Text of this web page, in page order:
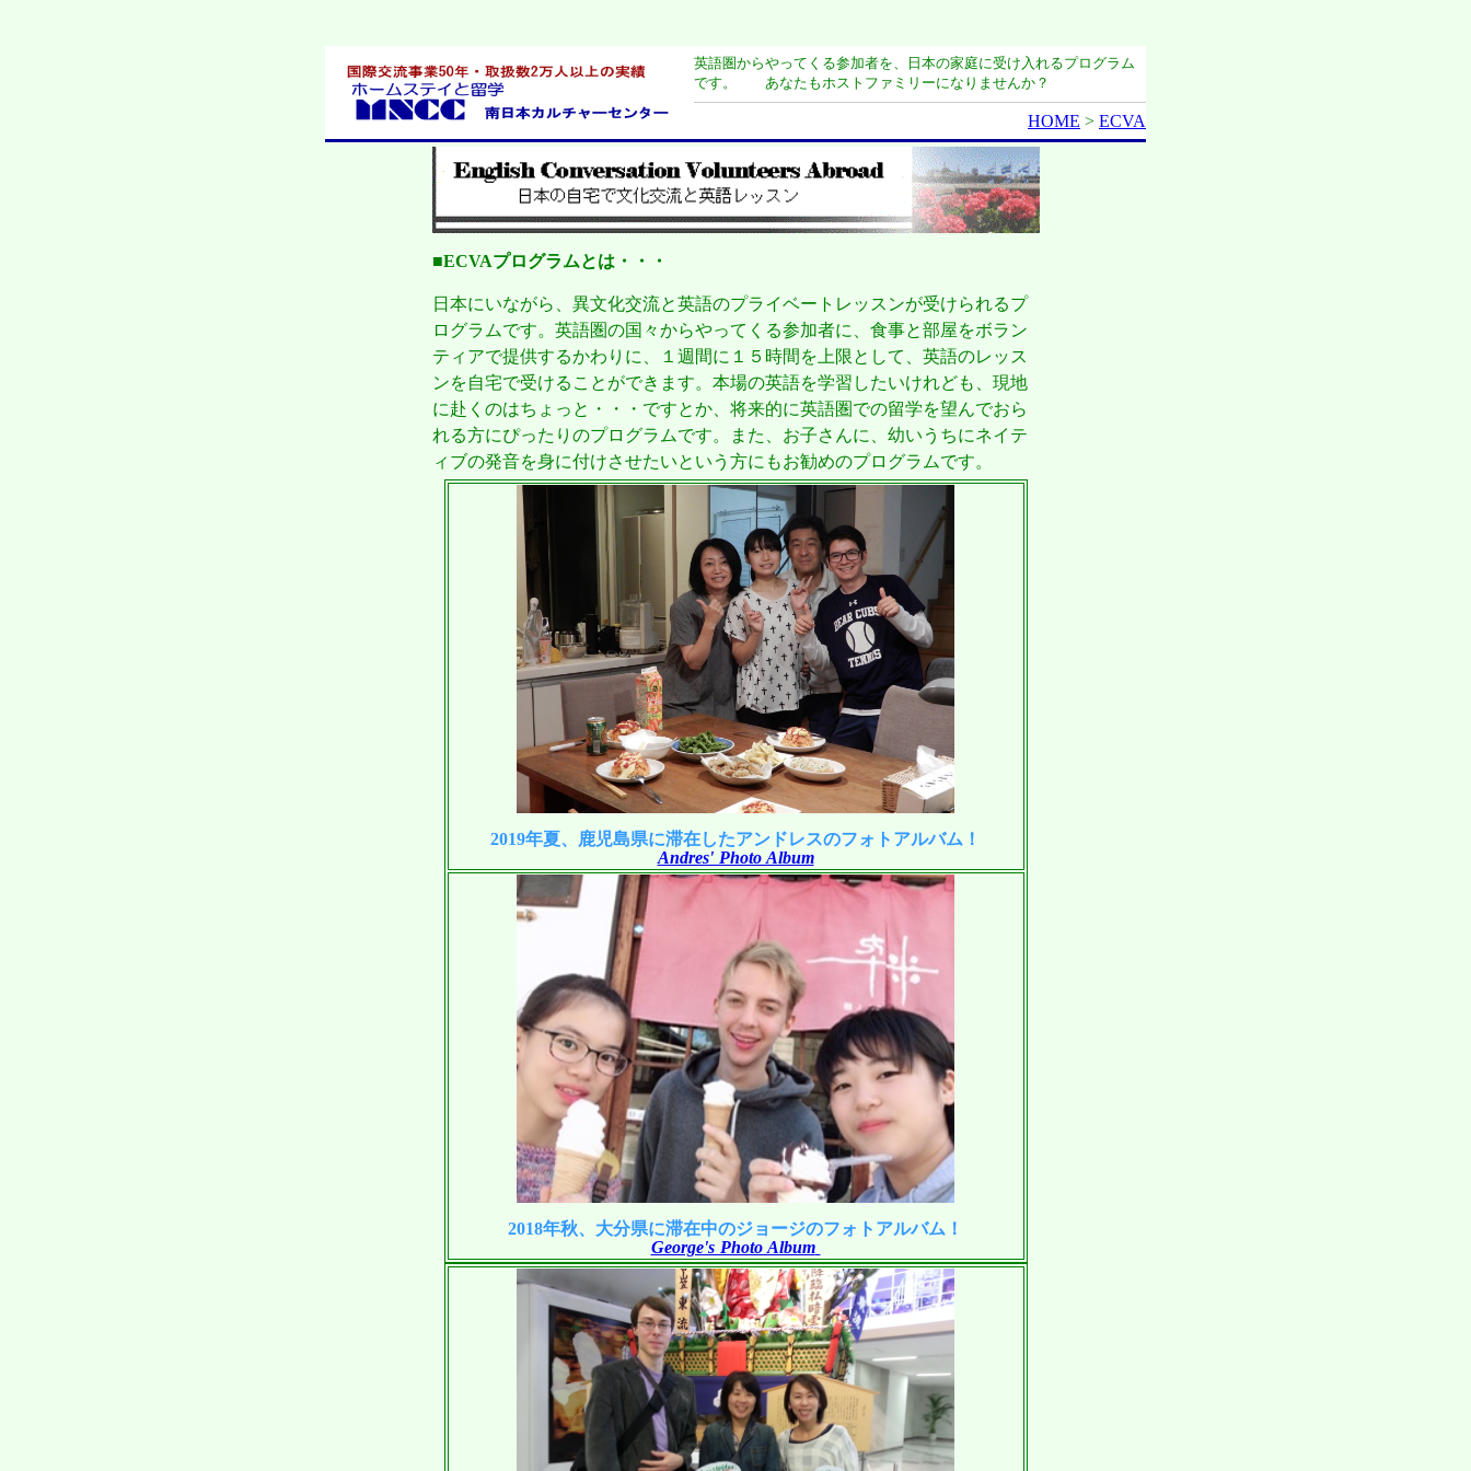
英語圏からやってくる参加者を、日本の家庭に受け入れるプログラム
です。 あなたもホストファミリーになりませんか？
HOME > ECVA
■ECVAプログラムとは・・・
日本にいながら、異文化交流と英語のプライベートレッスンが受けられるプ
ログラムです。英語圏の国々からやってくる参加者に、食事と部屋をボラン
ティアで提供するかわりに、１週間に１５時間を上限として、英語のレッス
ンを自宅で受けることができます。本場の英語を学習したいけれども、現地
に赴くのはちょっと・・・ですとか、将来的に英語圏での留学を望んでおら
れる方にぴったりのプログラムです。また、お子さんに、幼いうちにネイテ
ィブの発音を身に付けさせたいという方にもお勧めのプログラムです。
2019年夏、鹿児島県に滞在したアンドレスのフォトアルバム！
Andres' Photo Album
2018年秋、大分県に滞在中のジョージのフォトアルバム！
George's Photo Album